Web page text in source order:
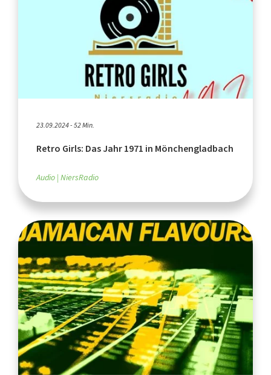
23.09.2024 - 52 Min.
Retro Girls: Das Jahr 1971 in Mönchengladbach
Audio NiersRadio